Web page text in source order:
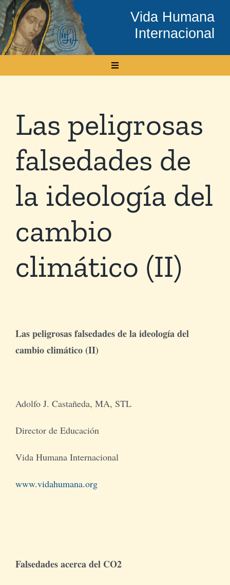
Skip
to
content
Vida Humana
Internacional
Toggle
Conócenos
Temas
Boletín Electrónico
Media
Tienda Virtual
Cómo Donar
Las peligrosas
falsedades de
la ideología del
cambio
climático (II)
Las peligrosas falsedades de la ideología del
cambio climático (II)
Adolfo J. Castañeda, MA, STL
Director de Educación
Vida Humana Internacional
www.vidahumana.org
Falsedades acerca del CO2